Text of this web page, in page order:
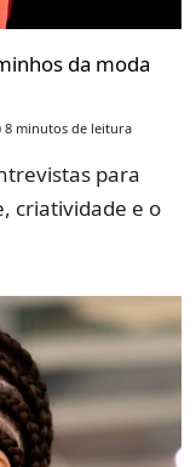
da moda
8 minutos de leitura
para
criatividade e o